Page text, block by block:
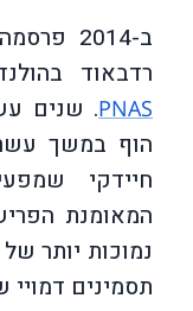
ב-
רדבאוד
PNAS. שנים
הוף במשך
חיידקי
המאומנת
נמוכות יותר
תסמינים